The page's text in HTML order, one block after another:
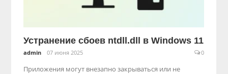
Устранение сбоев ntdll.dll в Windows 11
admin 07 июня 2025 0
Приложения могут внезапно закрываться или не